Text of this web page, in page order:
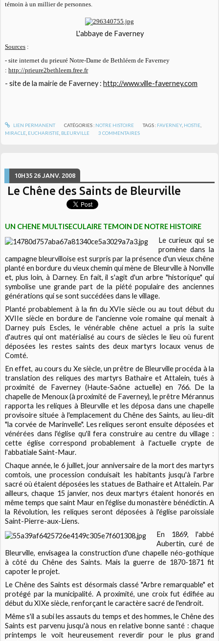
témoin à un millier de personnes.
L'abbaye de Faverney
Sources :
- site internet du prieuré Notre-Dame de Bethléem de Faverney
:http://prieure2bethleem.free.fr
- site de la mairie de Faverney :http://www.ville-faverney.com
LIEN PERMANENT CATÉGORIES : NOTRE HISTOIRE TAGS : FAVERNEY, HOSTIE
MIRACLE EUCHARISTIE BLEURVILLE 3 COMMENTAIRES
10H35 26 JANV. 2008
Le Chêne des Saints de Bleurville
UN CHENE MULTISECULAIRE TEMOIN DE NOTRE HISTOIRE
Le curieux qui se
promène dans la
campagne bleurvilloise est surpris par la présence d'un vieux chêne
planté en bordure du vieux chemin qui mène de Bleurville à Nonville
et, plus loin, à Darney. En fait, il s'agit d'un arbre "historique" qui
symbolise une grande part de la piété populaire des anciennes
générations qui se sont succédées dans le village.
Planté probablement à la fin du XVIe siècle ou au tout début du
XVIIe siècle en bordure de l'ancienne voie romaine qui menait à
Darney puis Escles, le vénérable chêne actuel a pris la suite
d'autres qui ont matérialisé au cours de siècles le lieu où furent
déposées les restes saints des deux martyrs locaux venus de
Comté.
En effet, au cours du Xe siècle, un prêtre de Bleurville procéda à la
translation des reliques des martyrs Bathaire et Attalein, tués à
proximité de Faverney (Haute-Saône actuelle) en 766. De la
chapelle de Menoux (à proximité de Faverney), le prêtre Mérannus
rapporta les reliques à Bleurville et les déposa dans une chapelle
provisoire située à l'emplacement du Chêne des Saints, au lieu-dit
"la corvée de Marinvelle". Les reliques seront ensuite déposées et
vénérées dans l'église qu'il fera construire au centre du village :
cette église correspond probablement à l'actuelle crypte de
l'abbatiale Saint-Maur.
Chaque année, le 6 juillet, jour anniversaire de la mort des martyrs
comtois, une procession conduisait les habitants jusqu'à l'arbre
sacré où étaient déposées les statues de Bathaire et Attalein. Par
ailleurs, chaque 15 janvier, nos deux martyrs étaient honorés en
même temps que saint Maur en l'église du monastère bénédictin. A
la Révolution, les reliques seront déposées à l'église paroissiale
Saint-Pierre-aux-Liens.
En 1869, l'abbé
Aubertin, curé de
Bleurville, envisagea la construction d'une chapelle néo-gothique
à côté du Chêne des Saints. Mais la guerre de 1870-1871 fit
capoter le projet.
Le Chêne des Saints est désormais classé "Arbre remarquable" et
protégé par la municipalité. A proximité, une croix fut édifiée au
début du XIXe siècle, renforçant le caractère sacré de l'endroit.
Même s'il a subi les assauts du temps et des hommes, le Chêne des
Saints est parvenu jusqu'à nous en relative bonne santé : chaque
printemps le voit heureusement reverdir pour le plus grand